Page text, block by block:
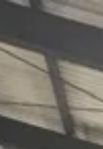
っていて実質2
タイムスケジ
吸収する事がで
合宿につてのお
も多いので、当